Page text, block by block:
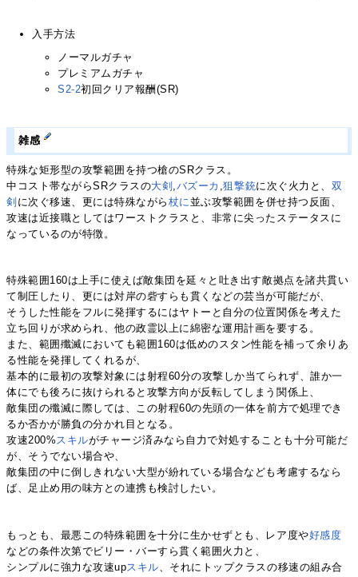
入手方法
ノーマルガチャ
プレミアムガチャ
S2-2初回クリア報酬(SR)
雑感
特殊な矩形型の攻撃範囲を持つ槍のSRクラス。
中コスト帯ながらSRクラスの大剣 ,バズーカ ,狙撃銃に次ぐ火力と、 双
剣 に次ぐ移速、更には特殊ながら 杖に並ぶ攻撃範囲を併せ持つ反面、
攻速は近接職としてはワーストクラスと、非常に尖ったステータスに
なっているのが特徴。
特殊範囲160は上手に使えば敵集団を延々と吐き出す敵拠点を諸共貫い
て制圧したり、更には対岸の砦すらも貫くなどの芸当が可能だが、
そうした性能をフルに発揮するにはヤトーと自分の位置関係を考えた
立ち回りが求められ、他の政霊以上に綿密な運用計画を要する。
また、範囲殲滅においても範囲160は低めのスタン性能を補って余りあ
る性能を発揮してくれるが、
基本的に最初の攻撃対象には射程60分の攻撃しか当てられず、誰か一
体にでも後ろに抜けられると攻撃方向が反転してしまう関係上、
敵集団の殲滅に際しては、この射程60の先頭の一体を前方で処理でき
るか否かが勝負の分かれ目となる。
攻速200%スキルがチャージ済みなら自力で対処することも十分可能だ
が、そうでない場合や、
敵集団の中に倒しきれない大型が紛れている場合なども考慮するなら
ば、足止め用の味方との連携も検討したい。
もっとも、最悪この特殊範囲を十分に生かせずとも、レア度や好感度
などの条件次第でビリー・バーすら貫く範囲火力と、
シンプルに強力な攻速upスキル 、それにトップクラスの移速の組み合